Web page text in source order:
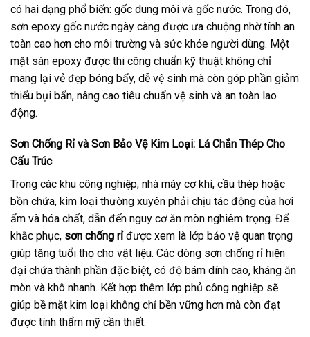
có hai dạng phổ biến: gốc dung môi và gốc nước. Trong đó,
sơn epoxy gốc nước ngày càng được ưa chuộng nhờ tính an
toàn cao hơn cho môi trường và sức khỏe người dùng. Một
mặt sàn epoxy được thi công chuẩn kỹ thuật không chỉ
mang lại vẻ đẹp bóng bẩy, dễ vệ sinh mà còn góp phần giảm
thiểu bụi bẩn, nâng cao tiêu chuẩn vệ sinh và an toàn lao
động.
Sơn Chống Rỉ và Sơn Bảo Vệ Kim Loại: Lá Chắn Thép Cho
Cấu Trúc
Trong các khu công nghiệp, nhà máy cơ khí, cầu thép hoặc
bồn chứa, kim loại thường xuyên phải chịu tác động của hơi
ẩm và hóa chất, dẫn đến nguy cơ ăn mòn nghiêm trọng. Để
khắc phục, sơn chống rỉđược xem là lớp bảo vệ quan trọng
giúp tăng tuổi thọ cho vật liệu. Các dòng sơn chống rỉ hiện
đại chứa thành phần đặc biệt, có độ bám dính cao, kháng ăn
mòn và khô nhanh. Kết hợp thêm lớp phủ công nghiệp sẽ
giúp bề mặt kim loại không chỉ bền vững hơn mà còn đạt
được tính thẩm mỹ cần thiết.